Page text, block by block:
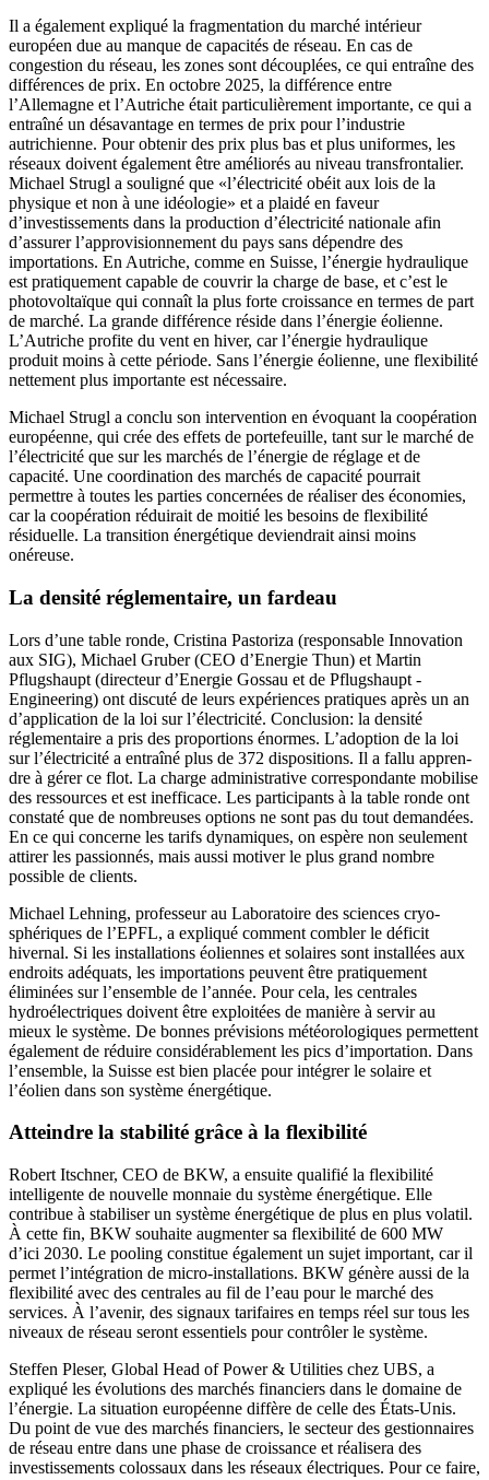
Il a également expliqué la fragmentation du marché intérieur
européen due au manque de capacités de réseau. En cas de
congestion du réseau, les zones sont découplées, ce qui entraîne des
différences de prix. En octobre 2025, la différence entre
l’Allemagne et l’Autriche était particulièrement importante, ce qui a
entraîné un désavantage en termes de prix pour l’industrie
autrichienne. Pour obtenir des prix plus bas et plus uniformes, les
réseaux doivent également être améliorés au niveau transfrontalier.
Michael Strugl a souligné que «l’électricité obéit aux lois de la
physique et non à une idéologie» et a plaidé en faveur
d’investissements dans la production d’électricité nationale afin
d’assurer l’approvisionnement du pays sans dépendre des
importations. En Autriche, comme en Suisse, l’énergie hydraulique
est pratiquement capable de couvrir la charge de base, et c’est le
photo­voltaïque qui connaît la plus forte croissance en termes de part
de marché. La grande différence réside dans l’énergie éolienne.
L’Autriche profite du vent en hiver, car l’énergie hydraulique
produit moins à cette période. Sans l’énergie éolienne, une flexibilité
nettement plus importante est nécessaire.
Michael Strugl a conclu son intervention en évoquant la coopération
européenne, qui crée des effets de portefeuille, tant sur le marché de
l’électricité que sur les marchés de l’énergie de réglage et de
capacité. Une coordination des marchés de capacité pourrait
permettre à toutes les parties concernées de réaliser des économies,
car la coopération réduirait de moitié les besoins de flexibilité
résiduelle. La transition énergétique deviendrait ainsi moins
onéreuse.
La densité réglementaire, un fardeau
Lors d’une table ronde, Cristina Pastoriza (responsable Innovation
aux SIG), Michael Gruber(CEO d’Energie Thun) et Martin
Pflugshaupt ­(directeurd’Energie Gossau et de Pflugshaupt ­
Engineering) ont discuté de leurs expériences pratiques après un an
d’application de la loi sur l’électricité. Conclusion: la densité
réglementaire a pris des proportions énormes. L’adoption de la loi
sur l’électricité a entraîné plus de 372 dispositions. Il a fallu appren­
dre à gérer ce flot. La charge administrative correspondante mobilise
des ressources et est inefficace. Les participants à la table ronde ont
constaté que de nombreuses options ne sont pas du tout demandées.
En ce qui concerne les tarifs dynamiques, on espère non seulement
attirer les passionnés, mais aussi motiver le plus grand nombre
possible de clients.
Michael Lehning, professeur au Laboratoire des sciences cryo­
sphériques de l’EPFL, a expliqué comment combler le déficit
hivernal. Si les installations éoliennes et solaires sont installées aux
endroits adéquats, les importations peuvent être pratiquement
éliminées sur l’ensemble de l’année. Pour cela, les centrales
hydroélectriques doivent être exploitées de manière à servir au
mieux le système. De bonnes prévisions météo­rologiques permettent
également de réduire considérablement les pics d’importation. Dans
l’ensemble, la Suisse est bien placée pour intégrer le solaire et
l’éolien dans son système énergétique.
Atteindre la stabilité grâce à la flexibilité
Robert Itschner, CEO de BKW, a ensuite qualifié la flexibilité
intelligente de nouvelle monnaie du système énergétique. Elle
contribue à stabiliser un système énergétique de plus en plus volatil.
À cette fin, BKW souhaite augmenter sa flexibilité de 600 MW
d’ici 2030. Le pooling constitue également un sujet important, car il
permet l’intégration de micro-installations. BKW génère aussi de la
flexibilité avec des centrales au fil de l’eau pour le marché des
services. À l’avenir, des signaux tarifaires en temps réel sur tous les
niveaux de réseau seront essentiels pour contrôler le système.
Steffen Pleser, Global Head of Power & Utilities chez UBS, a
expliqué les évolutions des marchés financiers dans le domaine de
l’énergie. La situation européenne diffère de celle des États-­Unis.
Du point de vue des marchés financiers, le secteur des gestionnaires
de réseau entre dans une phase de croissance et réalisera des
investissements colossaux dans les réseaux électriques. Pour ce faire,